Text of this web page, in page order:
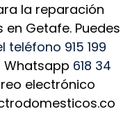
la reparación
Getafe. Puedes
915 199
Whatsapp 618 34
electrónico